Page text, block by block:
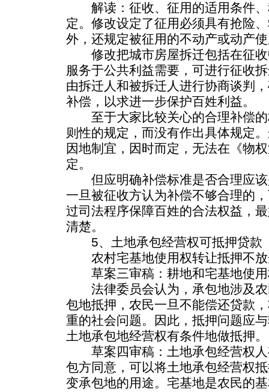
解读：征收、征用的适用条件、
定。修改设定了征用必须具有抢险
外，还规定被征用的不动产或动产
修改把城市房屋拆迁包括在征收
服务于公共利益需要，可进行征收
由拆迁人和被拆迁人进行协商谈判
补偿，以求进一步保护百姓利益。
至于大家比较关心的合理补偿的
则性的规定，而没有作出具体规定
因地制宜，因时而定，无法在《物
定。
但应明确补偿标准是否合理应该
一旦被征收方认为补偿不够合理的
过司法程序保障百姓的合法权益，
清楚。
5、土地承包经营权可抵押贷款
农村宅基地使用权转让抵押不
草案三审稿：耕地和宅基地使用
法律委员会认为，承包地涉及农
包地抵押，农民一旦不能偿还贷款
重的社会问题。因此，抵押问题应
土地承包地经营权有条件地做抵押。
草案四审稿：土地承包经营权人
包方同意，可以将土地承包经营权
变承包地的用途。宅基地是农民的